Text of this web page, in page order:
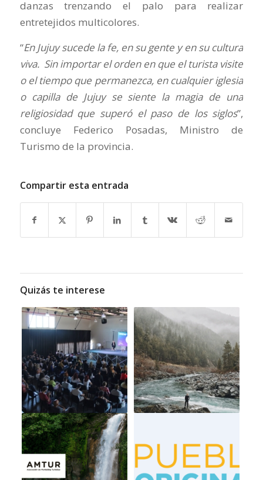
danzas trenzando el palo para realizar
entretejidos multicolores.
“En Jujuy sucede la fe, en su gente y en su cultura
viva. Sin importar el orden en que el turista visite
o el tiempo que permanezca, en cualquier iglesia
o capilla de Jujuy se siente la magia de una
religiosidad que superó el paso de los siglos”,
concluye Federico Posadas, Ministro de
Turismo de la provincia.
Compartir esta entrada
Quizás te interese